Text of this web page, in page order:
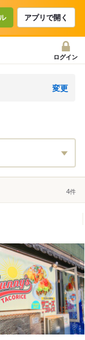
アプリで開く
ログイン
変更
4件